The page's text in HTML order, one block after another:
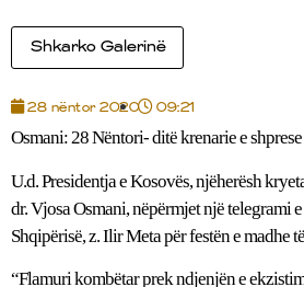
Shkarko Galerinë
28 nëntor 2020 09:21
Osmani: 28 Nëntori- ditë krenarie e
U.d. Presidentja e Kosovës, njëherësh
dr. Vjosa Osmani, nëpërmjet një telegrami
Shqipërisë, z. Ilir Meta për festën e madhe
“Flamuri kombëtar prek ndjenjën e